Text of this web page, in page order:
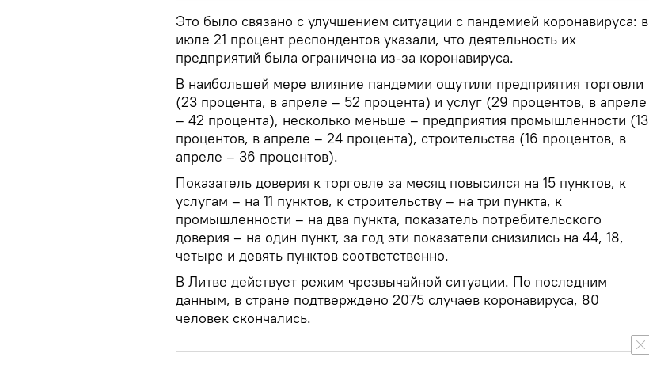
Это было связано с улучшением ситуации с пандемией коронавируса: в
июле 21 процент респондентов указали, что деятельность их
предприятий была ограничена из-за коронавируса.
В наибольшей мере влияние пандемии ощутили предприятия торговли
(23 процента, в апреле – 52 процента) и услуг (29 процентов, в апреле
– 42 процента), несколько меньше – предприятия промышленности (13
процентов, в апреле – 24 процента), строительства (16 процентов, в
апреле – 36 процентов).
Показатель доверия к торговле за месяц повысился на 15 пунктов, к
услугам – на 11 пунктов, к строительству – на три пункта, к
промышленности – на два пункта, показатель потребительского
доверия – на один пункт, за год эти показатели снизились на 44, 18,
четыре и девять пунктов соответственно.
В Литве действует режим чрезвычайной ситуации. По последним
данным, в стране подтверждено 2075 случаев коронавируса, 80
человек скончались.